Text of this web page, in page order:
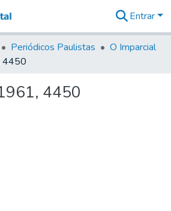
&
Coleções
Tudo na
Digital
Entrar
Periódicos Paulistas
O Imparcial
4450
4450